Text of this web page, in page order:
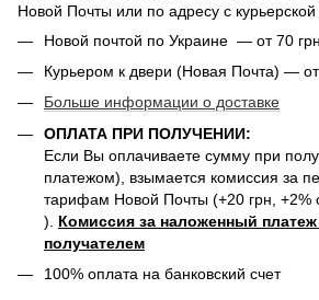
Новой Почты или по адресу с курьерской
Новой почтой по Украине — от 70 грн.
Курьером к двери (Новая Почта) — от
Больше информации о доставке
ОПЛАТА ПРИ ПОЛУЧЕНИИ:
Если Вы оплачиваете сумму при
платежом), взымается комиссия за
тарифам Новой Почты (+20 грн, +2%
). Комиссия за наложенный
получателем
100% оплата на банковский счет